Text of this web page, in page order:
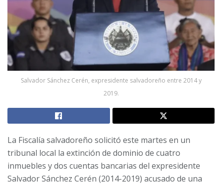
Salvador Sánchez Cerén, expresidente salvadoreño entre 2014 y
2019.
La Fiscalía salvadoreño solicitó este martes en un
tribunal local la extinción de dominio de cuatro
inmuebles y dos cuentas bancarias del expresidente
Salvador Sánchez Cerén (2014-2019) acusado de una